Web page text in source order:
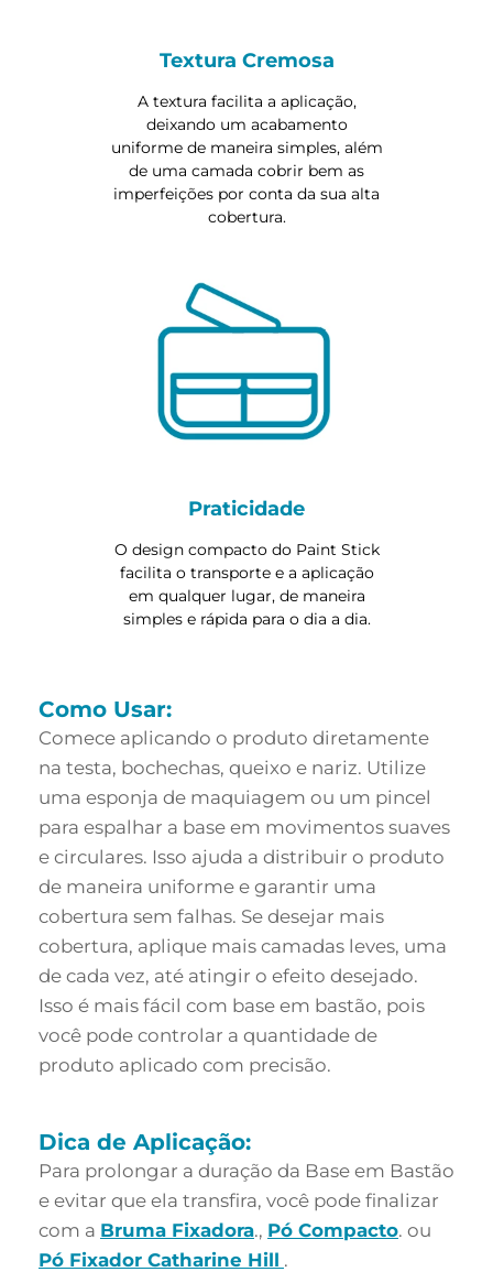
Textura Cremosa
A textura facilita a aplicação,
deixando um acabamento
uniforme de maneira simples, além
de uma camada cobrir bem as
imperfeições por conta da sua alta
cobertura.
Praticidade
O design compacto do Paint Stick
facilita o transporte e a aplicação
em qualquer lugar, de maneira
simples e rápida para o dia a dia.
Como Usar:
Comece aplicando o produto diretamente
na testa, bochechas, queixo e nariz. Utilize
uma esponja de maquiagem ou um pincel
para espalhar a base em movimentos suaves
e circulares. Isso ajuda a distribuir o produto
de maneira uniforme e garantir uma
cobertura sem falhas. Se desejar mais
cobertura, aplique mais camadas leves, uma
de cada vez, até atingir o efeito desejado.
Isso é mais fácil com base em bastão, pois
você pode controlar a quantidade de
produto aplicado com precisão.
Dica de Aplicação:
Para prolongar a duração da Base em Bastão
e evitar que ela transfira, você pode finalizar
com a Bruma Fixadora., Pó Compacto. ou
Pó Fixador Catharine Hill .